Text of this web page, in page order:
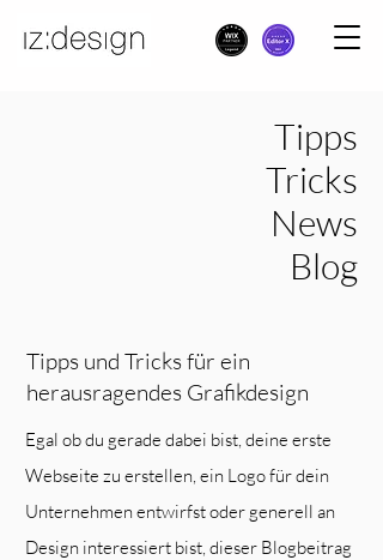
Tipps
Tricks
News
Blog
Tipps und Tricks für ein
herausragendes Grafikdesign
Egal ob du gerade dabei bist, deine erste
Webseite zu erstellen, ein Logo für dein
Unternehmen entwirfst oder generell an
Design interessiert bist, dieser Blogbeitrag